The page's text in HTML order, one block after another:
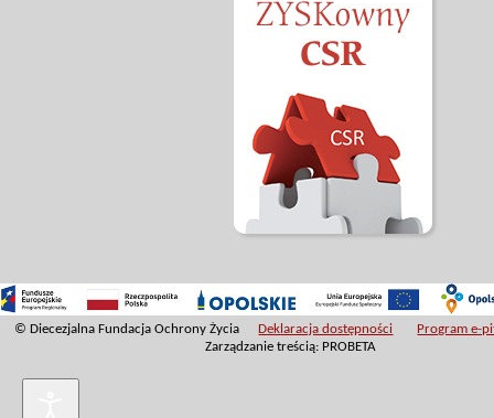
© Diecezjalna Fundacja Ochrony Życia Deklaracja dostępności
Program e-
Zarządzanie treścią: PROBETA